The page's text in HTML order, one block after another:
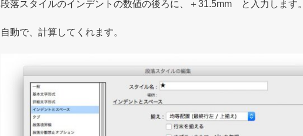
段落スタイルのインデントの数値の後ろに、＋31.5mm と入力します。
自動で、計算してくれます。